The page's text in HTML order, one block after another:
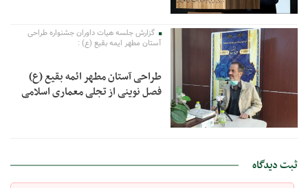
گزارش جلسه هیات داوران جشنواره طراحی
آستان مطهر ایمه بقیع (ع) :
طراحی آستان مطهر ائمه بقیع (ع)
فصل نوینی از تجلی معماری اسلامی
ثبت دیدگاه